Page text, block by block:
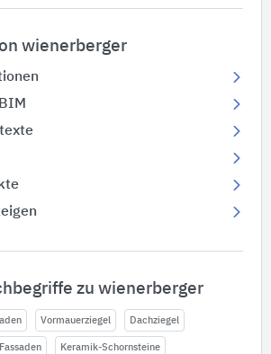
wienerberger
zu wienerberger
Vormauerziegel Dachziegel
Keramik-Schornsteine